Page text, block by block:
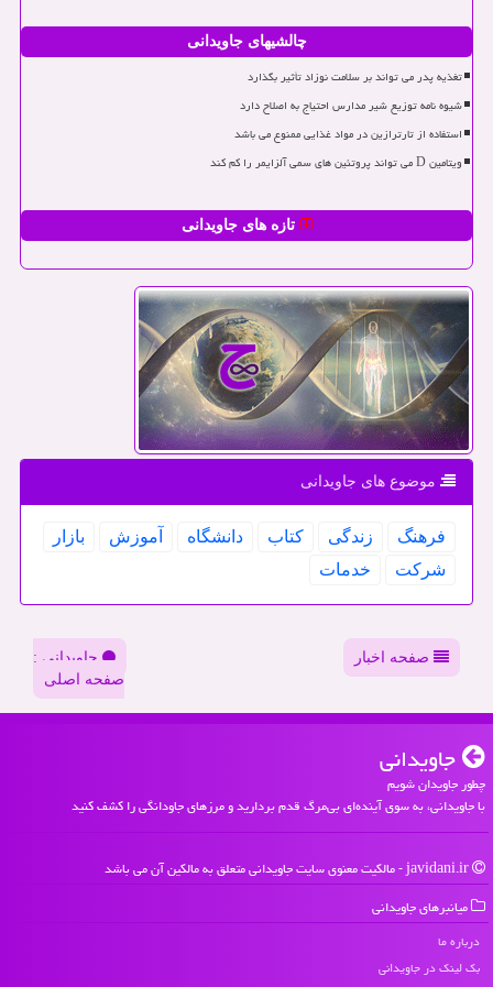
چالشیهای جاویدانی
تغذیه پدر می تواند بر سلامت نوزاد تأثیر بگذارد
شیوه نامه توزیع شیر مدارس احتیاج به اصلاح دارد
استفاده از تارترازین در مواد غذایی ممنوع می باشد
ویتامین D می تواند پروتئین های سمی آلزایمر را کم کند
تازه های جاویدانی
موضوع های جاویدانی
فرهنگ زندگی كتاب دانشگاه آموزش
بازار
شركت
خدمات
صفحه اخبار
جاویدانی :
صفحه اصلی
جاویدانی
چطور جاویدان شویم
با جاویدانی، به سوی آینده‌ای بی‌مرگ قدم بردارید و مرزهای جاودانگی را کشف کنید
میانبرهای جاویدانی
درباره ما
بک لینک در جاویدانی